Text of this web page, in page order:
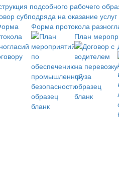
подсобного рабочего
субподряда на оказание
Форма протокола
План